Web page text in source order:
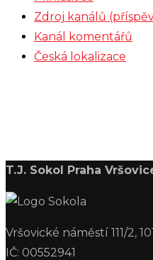
Zdroj kanálů
Kanál komentářů
Česká lokalizace
T.J. Sokol Praha
Vršovické náměstí 111/2,
IČ: 00552941